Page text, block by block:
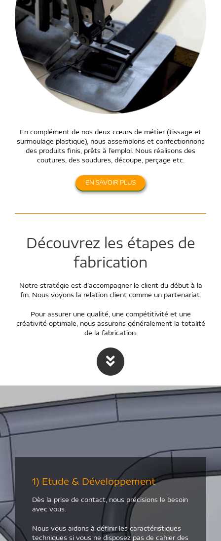
En complément de nos deux cœurs de métier (tissage et
surmoulage plastique), nous assemblons et confectionnons
des produits finis, prêts à l’emploi. Nous réalisons des
coutures, des soudures, découpe, perçage etc.
EN SAVOIR PLUS
Découvrez les étapes de
fabrication
Notre stratégie est d’accompagner le client du début à la
fin. Nous voyons la relation client comme un partenariat.
Pour assurer une qualité, une compétitivité et une
créativité optimale, nous assurons généralement la totalité
de la fabrication.
1) Etude & Développement
Dès la prise de contact, nous précisions le besoin
avec vous.
Nous vous aidons à définir les caractéristiques
techniques si vous ne disposez pas de cahier des